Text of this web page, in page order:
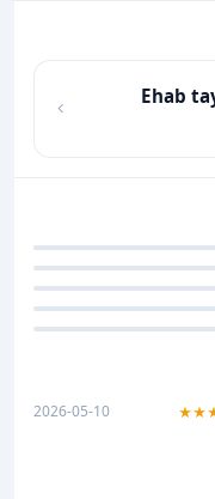
Ehab
2026-05-10